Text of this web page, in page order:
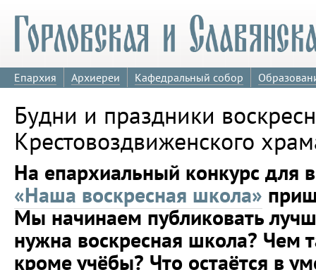
Епархия Архиереи Кафедральный собор
Будни и праздники
Крестовоздвиженского
На епархиальный конкурс для
«Наша воскресная школа»
Мы начинаем публиковать
нужна воскресная школа? Чем
кроме учёбы? Что остаётся в